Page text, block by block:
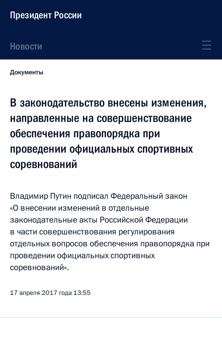
Президент России
Новости
Документы
В законодательство внесены изменения,
направленные на совершенствование
обеспечения правопорядка при
проведении официальных спортивных
соревнований
Владимир Путин подписал Федеральный закон
«О внесении изменений в отдельные
законодательные акты Российской Федерации
в части совершенствования регулирования
отдельных вопросов обеспечения правопорядка при
проведении официальных спортивных
соревнований».
17 апреля 2017 года 13:55